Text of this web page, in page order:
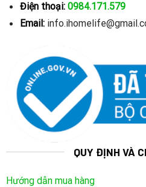
Điện thoại: 0984.171.579
Email:
QUY ĐỊNH VÀ
Hướng dẫn mua hàng